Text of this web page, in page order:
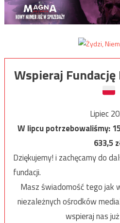
Wspieraj
Lipiec
W lipcu potrzebowaliśmy:
633,5
Dziękujemy! i zachęcamy do
fundacji.
Masz świadomość tego jak
niezależnych ośrodków
wspieraj nas